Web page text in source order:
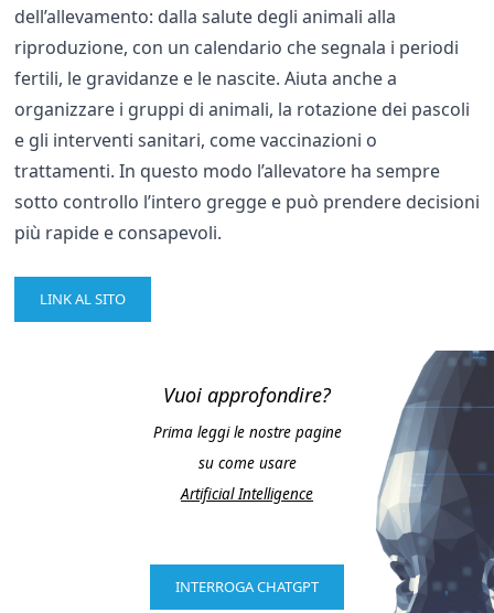
dell’allevamento: dalla salute degli animali alla
riproduzione, con un calendario che segnala i periodi
fertili, le gravidanze e le nascite. Aiuta anche a
organizzare i gruppi di animali, la rotazione dei pascoli
e gli interventi sanitari, come vaccinazioni o
trattamenti. In questo modo l’allevatore ha sempre
sotto controllo l’intero gregge e può prendere decisioni
più rapide e consapevoli.
LINK AL SITO
Vuoi approfondire?
Prima leggi le nostre pagine
su come usare
Artificial Intelligence
INTERROGA CHATGPT